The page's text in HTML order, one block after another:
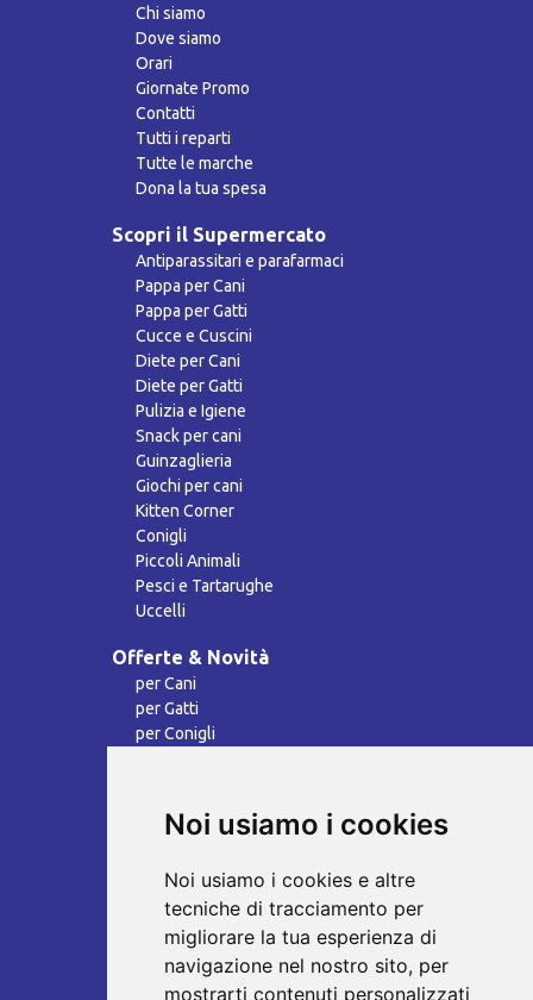
Noi usiamo i cookies
Noi usiamo i cookies e altre
tecniche di tracciamento per
migliorare la tua esperienza di
navigazione nel nostro sito, per
mostrarti contenuti personalizzati
Chi siamo
Dove siamo
Orari
Giornate Promo
Contatti
Tutti i reparti
Tutte le marche
Dona la tua spesa
Scopri il Supermercato
Antiparassitari e parafarmaci
Pappa per Cani
Pappa per Gatti
Cucce e Cuscini
Diete per Cani
Diete per Gatti
Pulizia e Igiene
Snack per cani
Guinzaglieria
Giochi per cani
Kitten Corner
Conigli
Piccoli Animali
Pesci e Tartarughe
Uccelli
Offerte & Novità
per Cani
per Gatti
per Conigli
per Pesci & Tartarughe
Tutte le Offerte & Novità
Tutte le Novità
Servizi
Fidelity Card
Incisione immediata Medagliette